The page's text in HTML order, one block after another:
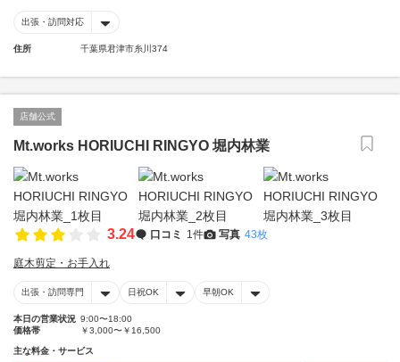
出張・訪問対応
住所 千葉県君津市糸川374
店舗公式
Mt.works HORIUCHI RINGYO 堀内林業
3.24 口コミ 1件 写真 43枚
庭木剪定・お手入れ
出張・訪問専門 日祝OK 早朝OK
本日の営業状況 9:00〜18:00
価格帯
￥3,000〜￥16,500
主な料金・サービス